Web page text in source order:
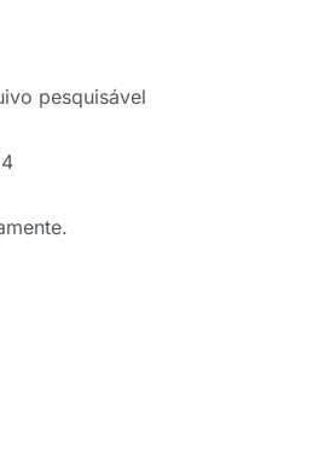
pesquisável